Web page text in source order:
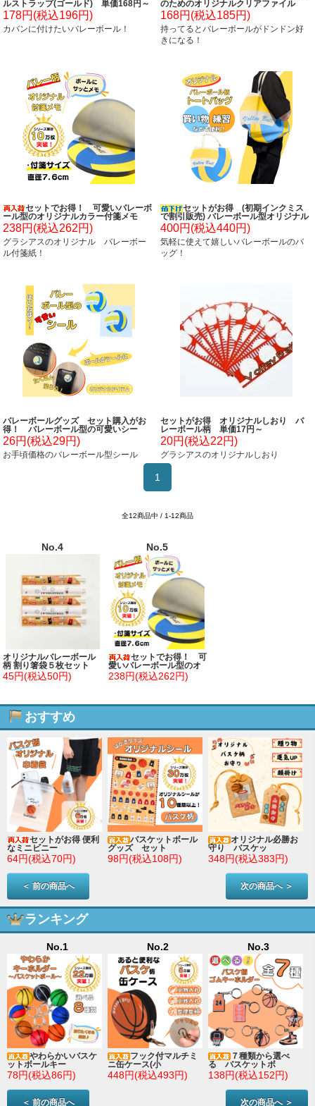
ルストラップ(ゴールド) 単価168円～
178円(税込196円)
カバンに付けたいバレーボール！
のためのオリジナルクリアファイル
単価１５８円～
168円(税込185円)
持ってるとバレーボールがドンドン好
きになる！
セットでお得！ 可愛いバレーボ
ール型のオリジナルカラー付箋メモ
約４８枚 単価２２４円～
238円(税込262円)
グラシアスのオリジナル バレーボー
ル付箋紙！
セットがお得 (初期インクミス
で割引販売) バレーボール型オリジナル
トートバック 単価386円～
400円(税込440円)
気軽に使えて嬉しいバレーボールのバ
ッグ！
バレーボールグッズ セット購入がお
得！ バレーボール型の可愛いシー
ル ボール直径４センチ 単価 １９
円～
26円(税込29円)
お手頃価格のバレーボール型シール
セットがお得 オリジナルしおり バ
レーボール柄 単価17円～
20円(税込22円)
グラシアスのオリジナルしおり
1
全12商品中 / 1-12商品
No.4
オリジナルバレーボール
柄 割り箸袋５枚セット
(割り箸別売)
45円(税込50円)
No.5
セットでお得！ 可
愛いバレーボール型のオ
リジナルカラー付箋メ
モ 約４８枚 単価２２
238円(税込262円)
おすすめ
セットがお得 便利
なミニビニー
64円(税込70円)
バスケットボール
グッズ セット
98円(税込108円)
オリジナル必勝お
守り バスケッ
348円(税込383円)
＜ 前の商品へ 次の商品へ ＞
ランキング
No.1
やわらかいバスケ
ットボールキー
78円(税込86円)
No.2
フック付マルチミ
ニ缶ケース(小
448円(税込493円)
No.3
７種類から選べ
る バスケットボ
138円(税込152円)
＜ 前の商品へ 次の商品へ ＞